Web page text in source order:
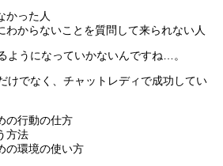
かった人
わからないことを質問して来られない人
ようになっていかないんですね…。
けでなく、チャットレディで成功してい
の行動の仕方
方法
の環境の使い方